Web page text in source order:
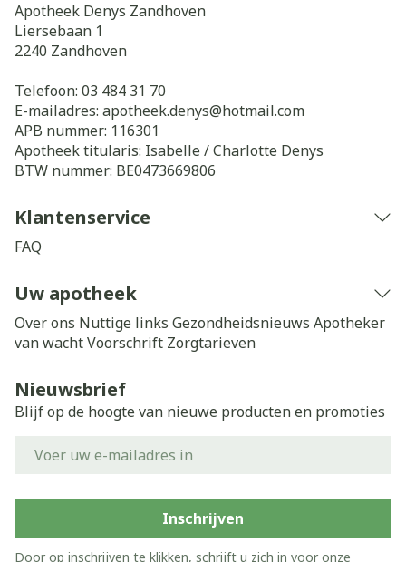
Apotheek Denys Zandhoven
Liersebaan 1
2240 Zandhoven
Telefoon: 03 484 31 70
E-mailadres: apotheek.denys@hotmail.com
APB nummer: 116301
Apotheek titularis: Isabelle / Charlotte Denys
BTW nummer: BE0473669806
Klantenservice
FAQ
Uw apotheek
Over ons Nuttige links Gezondheidsnieuws Apotheker
van wachtVoorschrift Zorgtarieven
Nieuwsbrief
Blijf op de hoogte van nieuwe producten en promoties
Inschrijven
Door op inschrijven te klikken, schrijft u zich in voor onze